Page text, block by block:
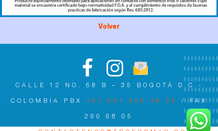
Volver
CALLE 12 NO. 68 B – 35 BOGOTÁ D.C -
COLOMBIA PBX +57 601 420 46 55 / FAX
290 68 05